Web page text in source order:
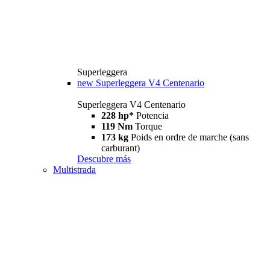
Superleggera
new Superleggera V4 Centenario
Superleggera V4 Centenario
228 hp* Potencia
119 Nm Torque
173 kg Poids en ordre de marche (sans
carburant)
Descubre más
Multistrada